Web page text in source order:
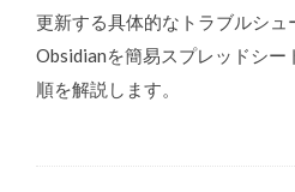
更新する具体的なトラブルシュ
Obsidianを簡易スプレッドシー
順を解説します。